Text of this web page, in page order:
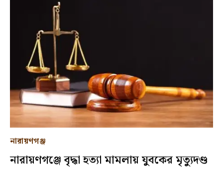
নারায়ণগঞ্জ
নারায়ণগঞ্জে বৃদ্ধা হত্যা মামলায় যুবকের মৃত্যুদণ্ড